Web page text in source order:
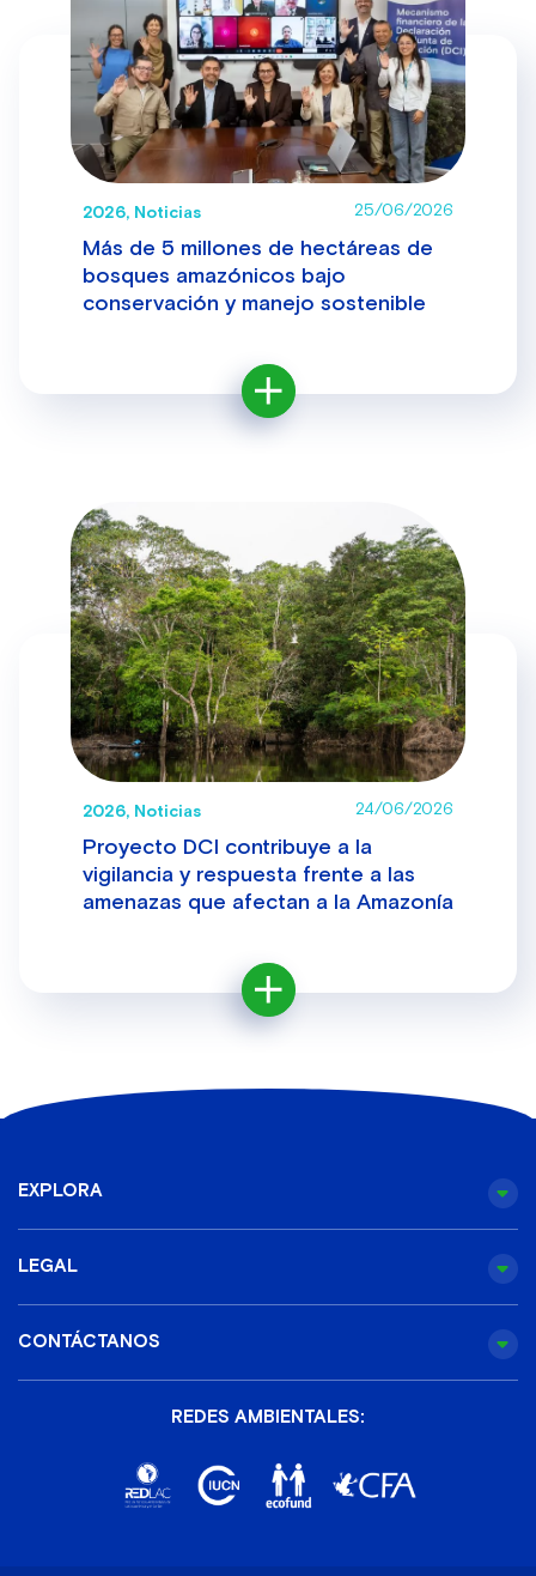
2026, Noticias 25/06/2026
Más de 5 millones de hectáreas de
bosques amazónicos bajo
conservación y manejo sostenible
2026, Noticias 24/06/2026
Proyecto DCI contribuye a la
vigilancia y respuesta frente a las
amenazas que afectan a la Amazonía
EXPLORA
LEGAL
CONTÁCTANOS
REDES AMBIENTALES: